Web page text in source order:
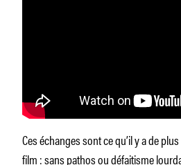
Ces échanges sont ce qu’il y a de
film : sans pathos ou défaitisme